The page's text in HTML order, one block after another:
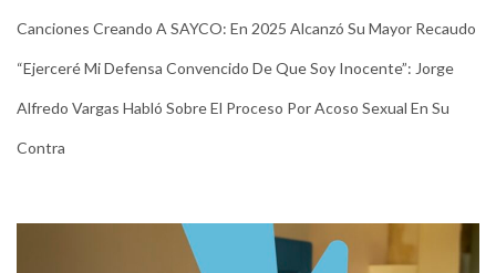
Canciones Creando A SAYCO: En 2025 Alcanzó Su Mayor Recaudo
“Ejerceré Mi Defensa Convencido De Que Soy Inocente”: Jorge
Alfredo Vargas Habló Sobre El Proceso Por Acoso Sexual En Su
Contra